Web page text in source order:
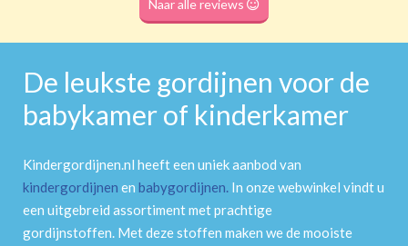
Naar alle reviews
De leukste gordijnen voor de
babykamer of kinderkamer
Kindergordijnen.nl heeft een uniek aanbod van
kindergordijnen en babygordijnen. In onze webwinkel vindt u
een uitgebreid assortiment met prachtige
gordijnstoffen. Met deze stoffen maken we de mooiste